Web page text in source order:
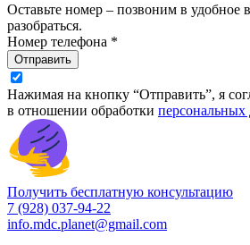
Оставьте номер – позвоним в удобное
разобраться.
Номер телефона *
Отправить
Нажимая на кнопку “Отправить”, я
в отношении обработки
Получить бесплатную консультацию
7 (928) 037-94-22
info.mdc.planet@gmail.com